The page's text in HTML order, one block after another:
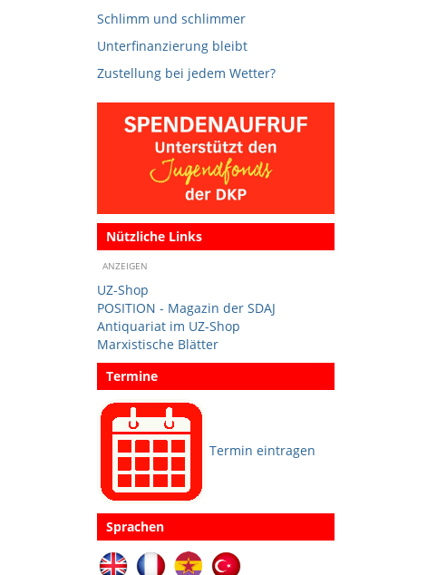
Schlimm und schlimmer
Unterfinanzierung bleibt
Zustellung bei jedem Wetter?
Nützliche Links
ANZEIGEN
UZ-Shop
POSITION - Magazin der SDAJ
Antiquariat im UZ-Shop
Marxistische Blätter
Termine
Termin eintragen
Sprachen